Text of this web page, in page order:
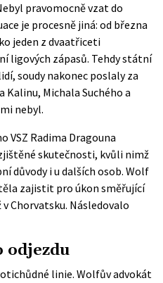
pravomocně vzat do
je procesně jiná: od března
jeden z dvaatřiceti
ligových zápasů. Tehdy státní
soudy nakonec poslaly za
Kalinu, Michala Suchého a
nebyl.
VSZ Radima Dragouna
skutečnosti, kvůli nimž
důvody i u dalších osob. Wolf
zajistit pro úkon směřující
Chorvatsku. Následovalo
odjezdu
linie. Wolfův advokát